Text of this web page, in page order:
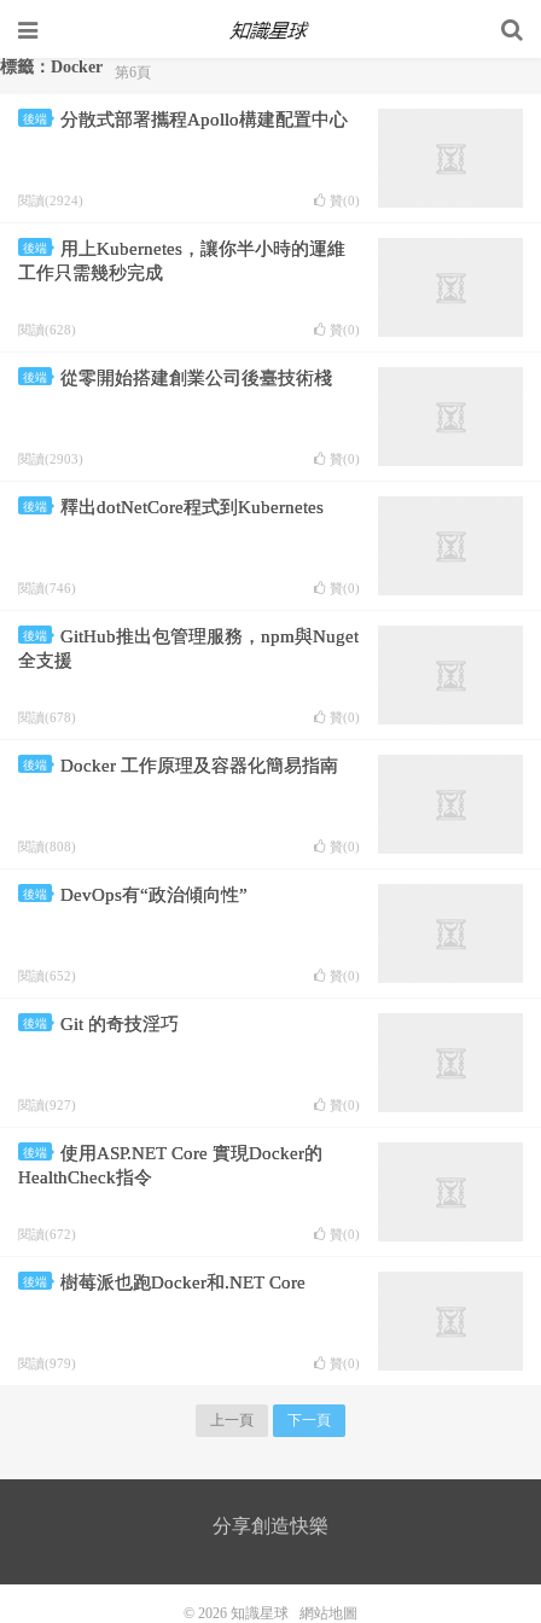
標籤：Docker 第6頁
後端 分散式部署攜程Apollo構建配置中心
閱讀(2924) 贊(0)
後端
用上Kubernetes，讓你半小時的運維
工作只需幾秒完成
閱讀(628) 贊(0)
後端 從零開始搭建創業公司後臺技術棧
閱讀(2903) 贊(0)
後端 釋出dotNetCore程式到Kubernetes
閱讀(746) 贊(0)
後端
GitHub推出包管理服務，npm與Nuget
全支援
閱讀(678) 贊(0)
後端 Docker 工作原理及容器化簡易指南
閱讀(808) 贊(0)
後端 DevOps有“政治傾向性”
閱讀(652) 贊(0)
後端 Git 的奇技淫巧
閱讀(927) 贊(0)
後端
使用ASP.NET Core 實現Docker的
HealthCheck指令
閱讀(672) 贊(0)
後端 樹莓派也跑Docker和.NET Core
閱讀(979) 贊(0)
上一頁 下一頁
分享創造快樂
© 2026 知識星球 網站地圖